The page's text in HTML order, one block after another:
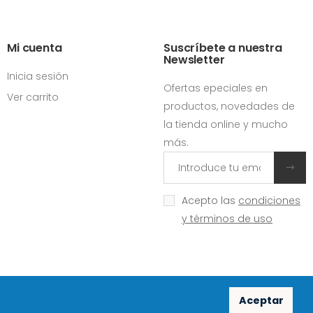
Aceptar
Mi cuenta
Inicia sesión
Ver carrito
Suscríbete a nuestra
Newsletter
Ofertas epeciales en
productos, novedades de
la tienda online y mucho
más.
Acepto las condiciones
y términos de uso
Redes sociales